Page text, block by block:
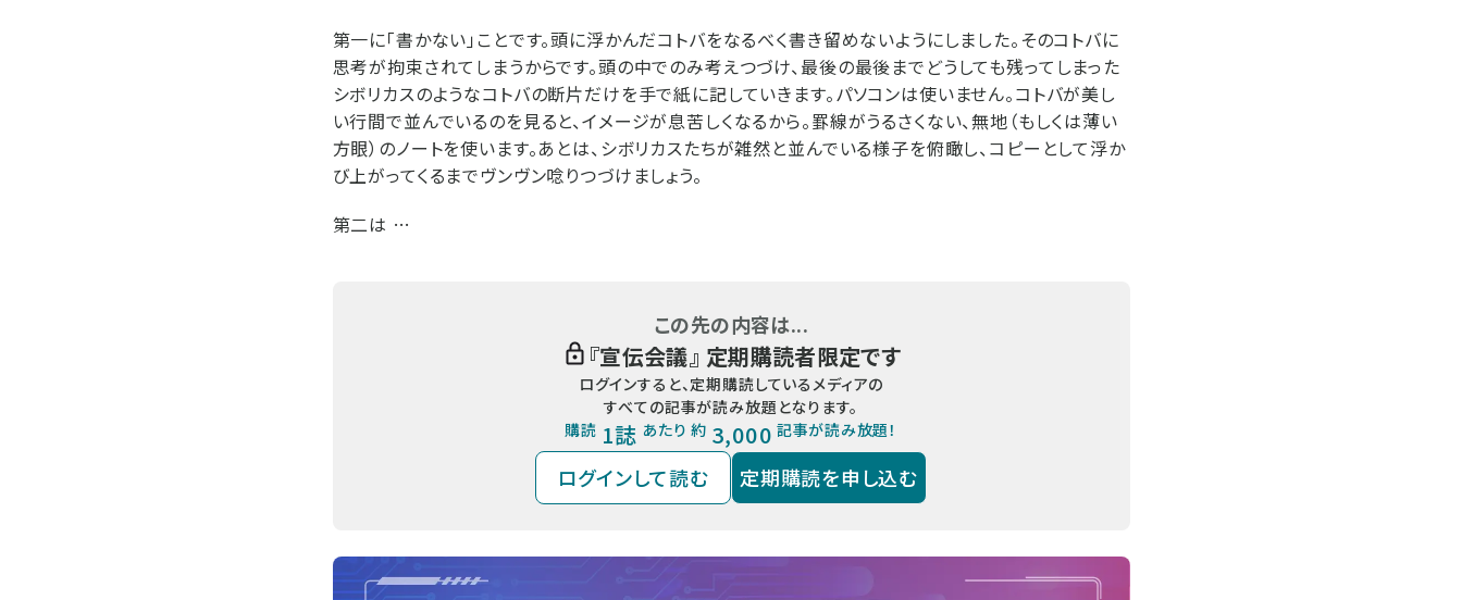
第一に「書かない」ことです。頭に浮かんだコトバをなるべく書き留めないようにしました。そのコトバに
思考が拘束されてしまうからです。頭の中でのみ考えつづけ、最後の最後までどうしても残ってしまった
シボリカスのようなコトバの断片だけを手で紙に記していきます。パソコンは使いません。コトバが美し
い行間で並んでいるのを見ると、イメージが息苦しくなるから。罫線がうるさくない、無地（もしくは薄い
方眼）のノートを使います。あとは、シボリカスたちが雑然と並んでいる様子を俯瞰し、コピーとして浮か
び上がってくるまでヴンヴン唸りつづけましょう。
第二は …
この先の内容は...
『宣伝会議』 定期購読者限定です
ログインすると、定期購読しているメディアの
すべての記事が読み放題となります。
購読 1誌 あたり 約 3,000 記事が読み放題！
ログインして読む 定期購読を申し込む